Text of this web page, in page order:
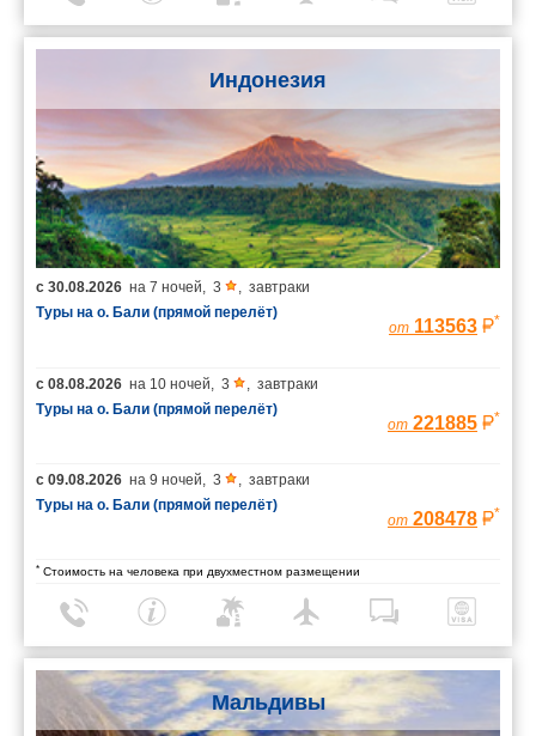
Индонезия
с 30.08.2026 на 7 ночей, 3 , завтраки
Туры на о. Бали (прямой перелёт)
от 113563 *
с 08.08.2026 на 10 ночей, 3 , завтраки
Туры на о. Бали (прямой перелёт)
от 221885 *
с 09.08.2026 на 9 ночей, 3 , завтраки
Туры на о. Бали (прямой перелёт)
от 208478 *
* Стоимость на человека при двухместном размещении
Мальдивы